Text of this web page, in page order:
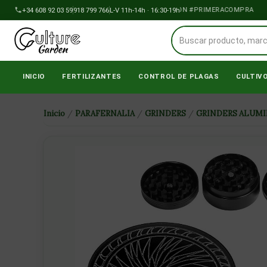
al
contenido
+34 608 92 03 59918 799 766L-V 11h-14h · 16:30-19h
OFERTA NUEVOS CLIENTES: 15% DTO CON #PRIMERACOMPRA
INICIO FERTILIZANTES CONTROL DE PLAGAS CULTIVO
Inicio / PARAFERNALIA / GRINDERS / GRINDERS